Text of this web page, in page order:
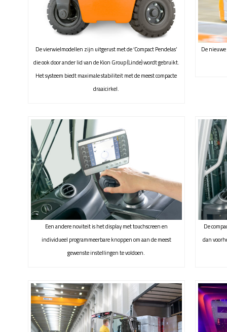
De
De vierwielmodellen zijn uitgerust met de ‘Compact Pendelas’
die ook door ander lid van de Kion Group (Linde) wordt gebruikt.
Het systeem biedt maximale stabiliteit met de meest compacte
draaicirkel.
De
dan
Een andere noviteit is het display met touchscreen en
individueel programmeerbare knoppen om aan de meest
gewenste instellingen te voldoen.